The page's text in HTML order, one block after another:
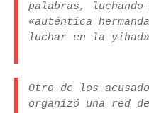
palabras,
«auténtica
luchar en la
Otro de los
organizó una red